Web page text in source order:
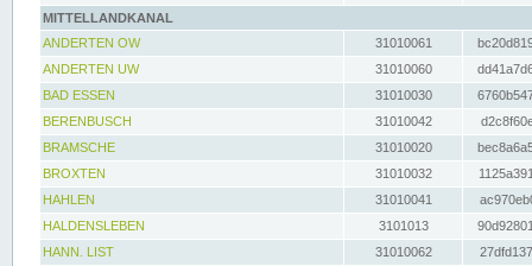
MITTELLANDKANAL
ANDERTEN OW
31010061
ANDERTEN UW
31010060
BAD ESSEN
31010030
BERENBUSCH
31010042
BRAMSCHE
31010020
BROXTEN
31010032
HAHLEN
31010041
HALDENSLEBEN
3101013
HANN. LIST
31010062